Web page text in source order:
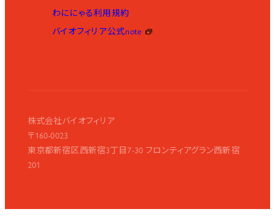
わににゃる利用規約
バイオフィリア公式note
株式会社バイオフィリア
〒160-0023
東京都新宿区西新宿3丁目7-30 フロンティアグラン西新宿
201